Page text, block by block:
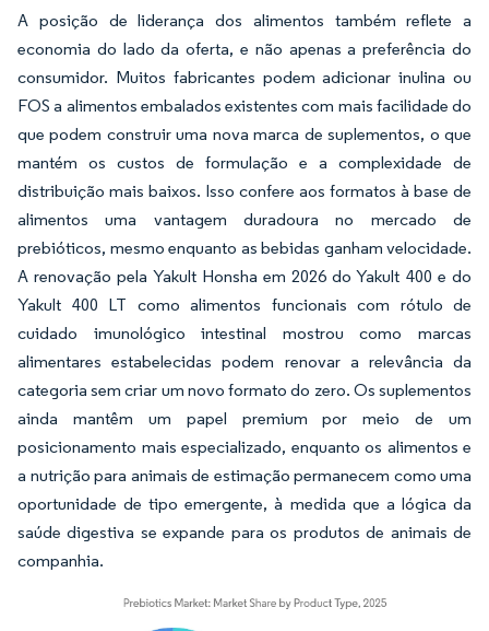
A posição de liderança dos alimentos também reflete a
economia do lado da oferta, e não apenas a preferência do
consumidor. Muitos fabricantes podem adicionar inulina ou
FOS a alimentos embalados existentes com mais facilidade do
que podem construir uma nova marca de suplementos, o que
mantém os custos de formulação e a complexidade de
distribuição mais baixos. Isso confere aos formatos à base de
alimentos uma vantagem duradoura no mercado de
prebióticos, mesmo enquanto as bebidas ganham velocidade.
A renovação pela Yakult Honsha em 2026 do Yakult 400 e do
Yakult 400 LT como alimentos funcionais com rótulo de
cuidado imunológico intestinal mostrou como marcas
alimentares estabelecidas podem renovar a relevância da
categoria sem criar um novo formato do zero. Os suplementos
ainda mantêm um papel premium por meio de um
posicionamento mais especializado, enquanto os alimentos e
a nutrição para animais de estimação permanecem como uma
oportunidade de tipo emergente, à medida que a lógica da
saúde digestiva se expande para os produtos de animais de
companhia.